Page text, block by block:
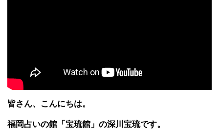
皆さん、こんにちは。
福岡占いの館「宝琉館」の深川宝琉です。